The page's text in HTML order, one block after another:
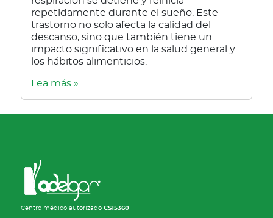
repetidamente durante el sueño. Este
trastorno no solo afecta la calidad del
descanso, sino que también tiene un
impacto significativo en la salud general y
los hábitos alimenticios.
Lea más »
Centro médico autorizadoCS15360